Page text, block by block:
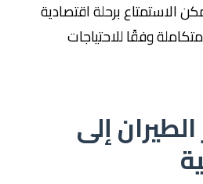
الاستمتاع برحلة اقتصادية
وفقًا للاحتياجات
إلى